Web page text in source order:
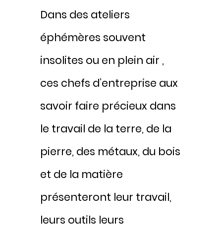
Dans des ateliers
éphémères souvent
insolites ou en plein air ,
ces chefs d’entreprise aux
savoir faire précieux dans
le travail de la terre, de la
pierre, des métaux, du bois
et de la matière
présenteront leur travail,
leurs outils leurs